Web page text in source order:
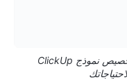
اجمع التعليقات في دقائق من خلال تخصيص نموذج ClickUp